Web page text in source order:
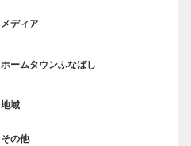
メディア
ホームタウンふなばし
地域
その他